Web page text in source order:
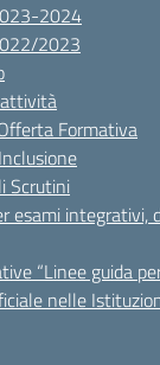
2024
2023
Formativa
Scrutini
esami integrativi,
“Linee guida
nelle